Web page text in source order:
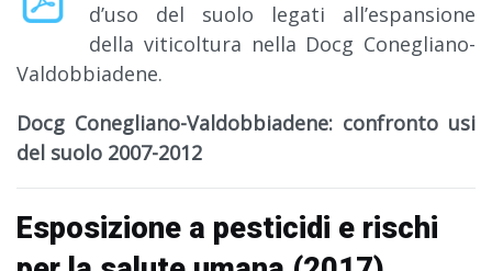
d’uso del suolo legati all’espansione
della viticoltura nella Docg Conegliano-
Valdobbiadene.
Docg Conegliano-Valdobbiadene: confronto usi
del suolo 2007-2012
Esposizione a pesticidi e rischi